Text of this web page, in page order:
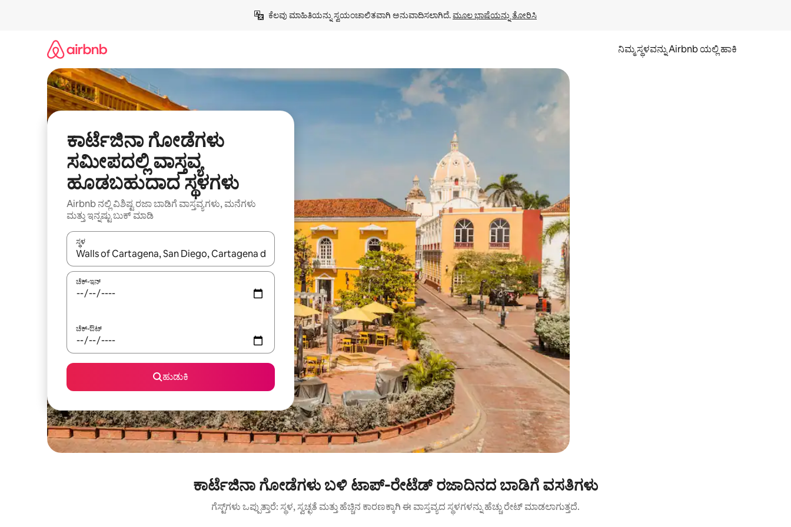
ಕೆಲವು ಮಾಹಿತಿಯನ್ನು ಸ್ವಯಂಚಾಲಿತವಾಗಿ ಅನುವಾದಿಸಲಾಗಿದೆ. ಮೂಲ ಭಾಷೆಯನ್ನು ತೋರಿಸಿ
ನಿಮ್ಮ ಸ್ಥಳವನ್ನು Airbnb ಯಲ್ಲಿ ಹಾಕಿ
ಕಾರ್ಟೆಜಿನಾ ಗೋಡೆಗಳು
ಸಮೀಪದಲ್ಲಿ ವಾಸ್ತವ್ಯ
ಹೂಡಬಹುದಾದ ಸ್ಥಳಗಳು
Airbnb ನಲ್ಲಿ ವಿಶಿಷ್ಟ ರಜಾ ಬಾಡಿಗೆ ವಾಸ್ತವ್ಯಗಳು, ಮನೆಗಳು
ಮತ್ತು ಇನ್ನಷ್ಟು ಬುಕ್ ಮಾಡಿ
ಸ್ಥಳ
ಫಲಿತಾಂಶಗಳು ಲಭ್ಯವಿರುವಾಗ, ಅಪ್ ಮತ್ತು ಡೌನ್ ಬಾಣದ ಕೀಲಿಗಳೊಂದಿಗೆ ನ್ಯಾವಿಗೇಟ್ ಮಾಡಿ ಅಥವಾ ಸ್ಪರ್ಶ ಅಥವಾ ಸ್ವೈಪ್ ಗೆಸ್ಚರ್‌ಗಳ ಮೂಲಕ ಅನ್ವೇಷಿಸಿ.
ಚೆಕ್-ಇನ್
ಚೆಕ್-ಔಟ್
ಹುಡುಕಿ
ಕಾರ್ಟೆಜಿನಾ ಗೋಡೆಗಳು ಬಳಿ ಟಾಪ್-ರೇಟೆಡ್ ರಜಾದಿನದ ಬಾಡಿಗೆ ವಸತಿಗಳು
ಗೆಸ್ಟ್‌ಗಳು ಒಪ್ಪುತ್ತಾರೆ: ಸ್ಥಳ, ಸ್ವಚ್ಛತೆ ಮತ್ತು ಹೆಚ್ಚಿನ ಕಾರಣಕ್ಕಾಗಿ ಈ ವಾಸ್ತವ್ಯದ ಸ್ಥಳಗಳನ್ನು ಹೆಚ್ಚು ರೇಟ್ ಮಾಡಲಾಗುತ್ತದೆ.